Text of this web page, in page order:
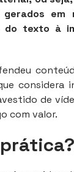
em
do texto à
considera
de
com valor.